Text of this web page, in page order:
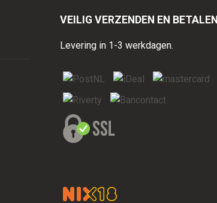
VEILIG VERZENDEN EN BETALEN
Levering in 1-3 werkdagen.